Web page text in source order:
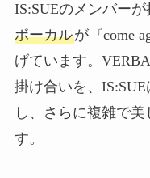
IS:SUEのメンバー
ボーカルが『come
げています。
掛け合いを、
し、さらに複雑で
す。